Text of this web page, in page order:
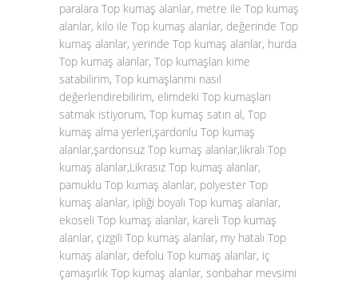
paralara Top kumaş alanlar, metre ile Top kumaş
alanlar, kilo ile Top kumaş alanlar, değerinde Top
kumaş alanlar, yerinde Top kumaş alanlar, hurda
Top kumaş alanlar, Top kumaşları kime
satabilirim, Top kumaşlarımı nasıl
değerlendirebilirim, elimdeki Top kumaşları
satmak istiyorum, Top kumaş satın al, Top
kumaş alma yerleri,şardonlu Top kumaş
alanlar,şardonsuz Top kumaş alanlar,likralı Top
kumaş alanlar,Likrasız Top kumaş alanlar,
pamuklu Top kumaş alanlar, polyester Top
kumaş alanlar, ipliği boyalı Top kumaş alanlar,
ekoseli Top kumaş alanlar, kareli Top kumaş
alanlar, çizgili Top kumaş alanlar, my hatalı Top
kumaş alanlar, defolu Top kumaş alanlar, iç
çamaşırlık Top kumaş alanlar, sonbahar mevsimi